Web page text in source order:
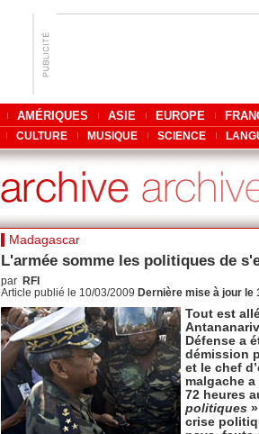
AMÉRIQUES ASIE EUROPE
CULTURE MUSIQUE SCIENCE
Madagascar
L'armée somme les politiques de
par RFI
Article publié le 10/03/2009 Dernière mise à jour le
Tout est
Défense a
démission
et le chef
malgache
72 heures
politiques
crise